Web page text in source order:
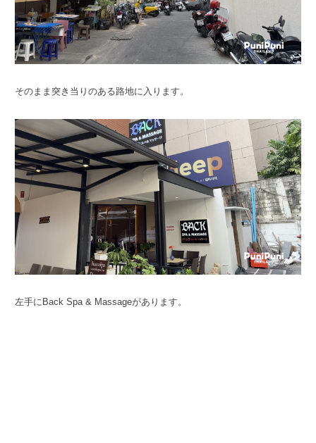
そのまま突き当りのある路地に入ります。
左手にBack Spa & Massageがあります。